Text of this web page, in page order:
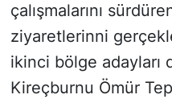
çalışmalarını
ziyaretlerinni
ikinci bölge adayları
Kireçburnu Ömür
SON DAKİKA
SPOR
TEKNOLOJİ